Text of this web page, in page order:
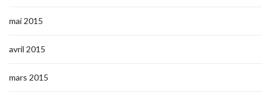
mai 2015
avril 2015
mars 2015